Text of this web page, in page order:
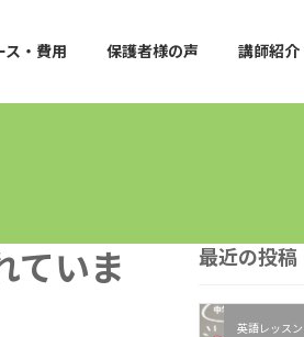
ス・費用 保護者様の声 講師紹介
ていま
最近の投稿
英語レッスン